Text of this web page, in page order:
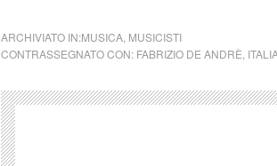
ARCHIVIATO IN:MUSICA MUSICISTI
CONTRASSEGNATO CON: FABRIZIO DE ANDRÈ